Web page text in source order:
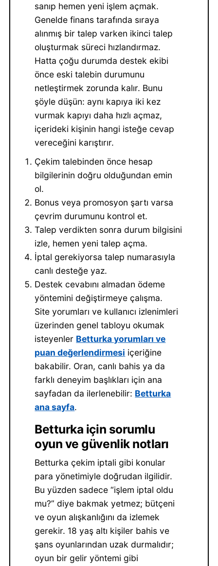
sanıp hemen yeni işlem açmak.
Genelde finans tarafında sıraya
alınmış bir talep varken ikinci talep
oluşturmak süreci hızlandırmaz.
Hatta çoğu durumda destek ekibi
önce eski talebin durumunu
netleştirmek zorunda kalır. Bunu
şöyle düşün: aynı kapıya iki kez
vurmak kapıyı daha hızlı açmaz,
içerideki kişinin hangi isteğe cevap
vereceğini karıştırır.
Çekim talebinden önce hesap
bilgilerinin doğru olduğundan emin
ol.
Bonus veya promosyon şartı varsa
çevrim durumunu kontrol et.
Talep verdikten sonra durum bilgisini
izle, hemen yeni talep açma.
İptal gerekiyorsa talep numarasıyla
canlı desteğe yaz.
Destek cevabını almadan ödeme
yöntemini değiştirmeye çalışma.
Site yorumları ve kullanıcı izlenimleri
üzerinden genel tabloyu okumak
isteyenler Betturka yorumları ve
puan değerlendirmesi içeriğine
bakabilir. Oran, canlı bahis ya da
farklı deneyim başlıkları için ana
sayfadan da ilerlenebilir: Betturka
ana sayfa.
Betturka için sorumlu
oyun ve güvenlik notları
Betturka çekim iptali gibi konular
para yönetimiyle doğrudan ilgilidir.
Bu yüzden sadece “işlem iptal oldu
mu?” diye bakmak yetmez; bütçeni
ve oyun alışkanlığını da izlemek
gerekir. 18 yaş altı kişiler bahis ve
şans oyunlarından uzak durmalıdır;
oyun bir gelir yöntemi gibi